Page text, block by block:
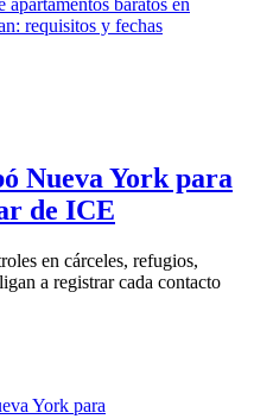
Nueva York para
de ICE
en cárceles, refugios,
a registrar cada contacto